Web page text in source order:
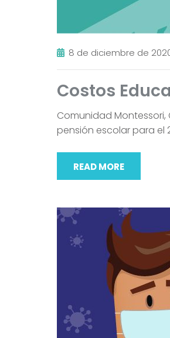
8 de diciembre de
Costos
Comunidad
pensión escolar para el
READ MORE